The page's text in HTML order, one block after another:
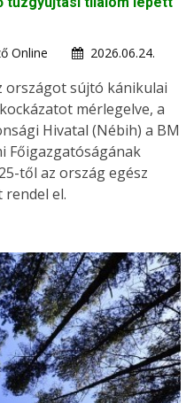
Online
2026.06.24.
országot sújtó kánikulai
mérlegelve, a
Hivatal (Nébih) a BM
Főigazgatóságának
től az ország egész
el.